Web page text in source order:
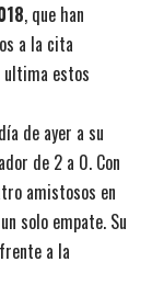
, que han
a la cita
estos
de ayer a su
de 2 a 0. Con
amistosos en
solo empate. Su
a la